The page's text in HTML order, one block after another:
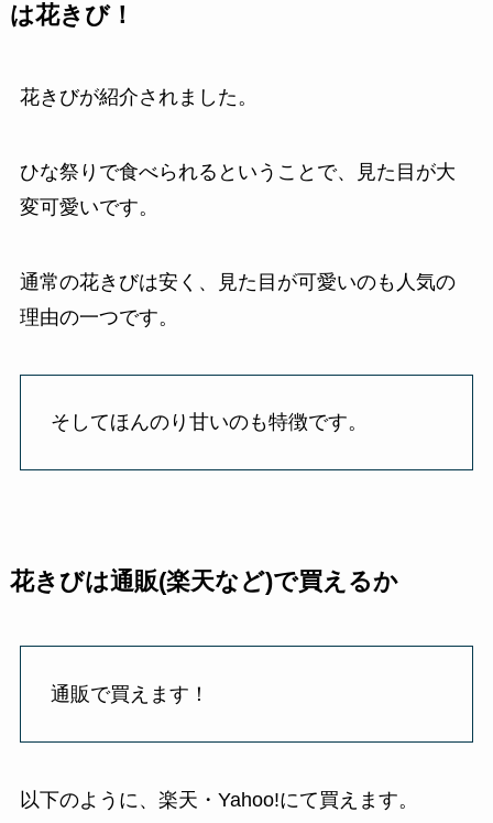
は花きび！
花きびが紹介されました。
ひな祭りで食べられるということで、見た目が大
変可愛いです。
通常の花きびは安く、見た目が可愛いのも人気の
理由の一つです。
そしてほんのり甘いのも特徴です。
花きびは通販(楽天など)で買えるか
通販で買えます！
以下のように、楽天・Yahoo!にて買えます。